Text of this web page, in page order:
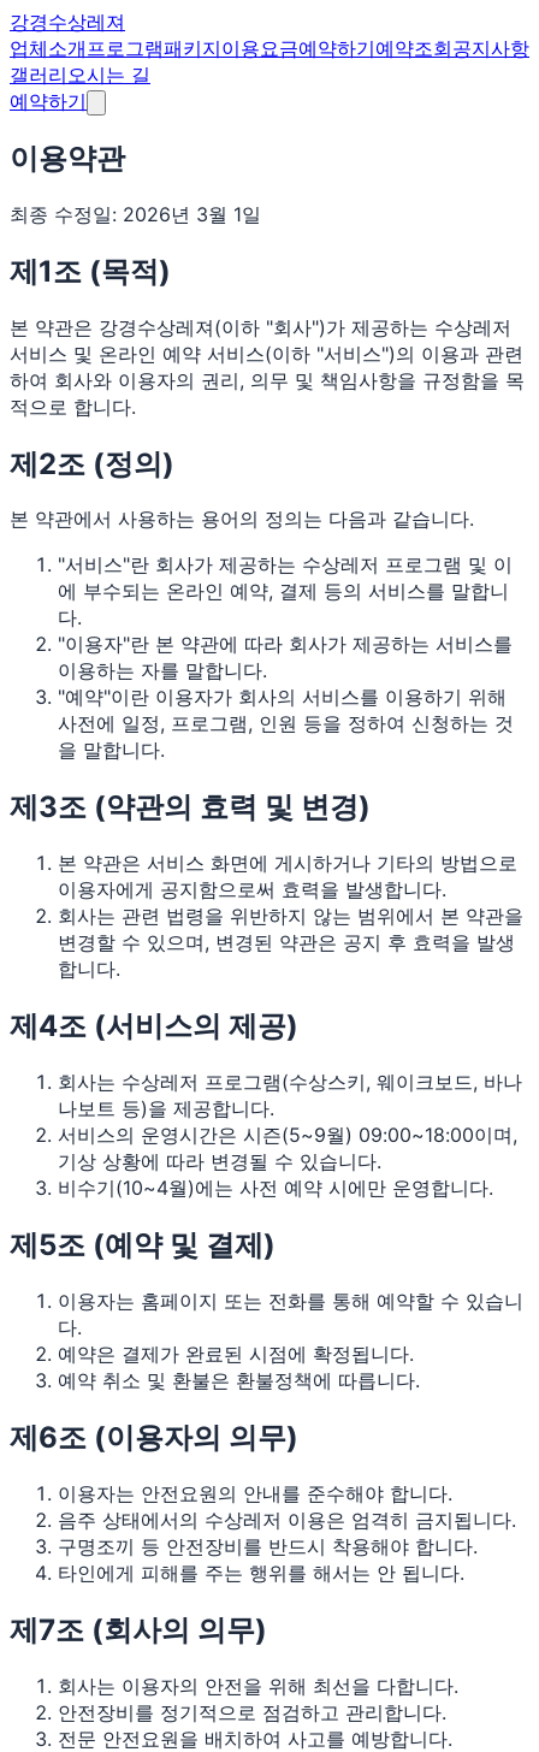
강경수상레져
업체소개프로그램패키지이용요금예약하기예약조회공지사항
갤러리오시는 길
예약하기
이용약관
최종 수정일: 2026년 3월 1일
제1조 (목적)
본 약관은 강경수상레져(이하 "회사")가 제공하는 수상레저
서비스 및 온라인 예약 서비스(이하 "서비스")의 이용과 관련
하여 회사와 이용자의 권리, 의무 및 책임사항을 규정함을 목
적으로 합니다.
제2조 (정의)
본 약관에서 사용하는 용어의 정의는 다음과 같습니다.
"서비스"란 회사가 제공하는 수상레저 프로그램 및 이
에 부수되는 온라인 예약, 결제 등의 서비스를 말합니
다.
"이용자"란 본 약관에 따라 회사가 제공하는 서비스를
이용하는 자를 말합니다.
"예약"이란 이용자가 회사의 서비스를 이용하기 위해
사전에 일정, 프로그램, 인원 등을 정하여 신청하는 것
을 말합니다.
제3조 (약관의 효력 및 변경)
본 약관은 서비스 화면에 게시하거나 기타의 방법으로
이용자에게 공지함으로써 효력을 발생합니다.
회사는 관련 법령을 위반하지 않는 범위에서 본 약관을
변경할 수 있으며, 변경된 약관은 공지 후 효력을 발생
합니다.
제4조 (서비스의 제공)
회사는 수상레저 프로그램(수상스키, 웨이크보드, 바나
나보트 등)을 제공합니다.
서비스의 운영시간은 시즌(5~9월) 09:00~18:00이며,
기상 상황에 따라 변경될 수 있습니다.
비수기(10~4월)에는 사전 예약 시에만 운영합니다.
제5조 (예약 및 결제)
이용자는 홈페이지 또는 전화를 통해 예약할 수 있습니
다.
예약은 결제가 완료된 시점에 확정됩니다.
예약 취소 및 환불은 환불정책에 따릅니다.
제6조 (이용자의 의무)
이용자는 안전요원의 안내를 준수해야 합니다.
음주 상태에서의 수상레저 이용은 엄격히 금지됩니다.
구명조끼 등 안전장비를 반드시 착용해야 합니다.
타인에게 피해를 주는 행위를 해서는 안 됩니다.
제7조 (회사의 의무)
회사는 이용자의 안전을 위해 최선을 다합니다.
안전장비를 정기적으로 점검하고 관리합니다.
전문 안전요원을 배치하여 사고를 예방합니다.